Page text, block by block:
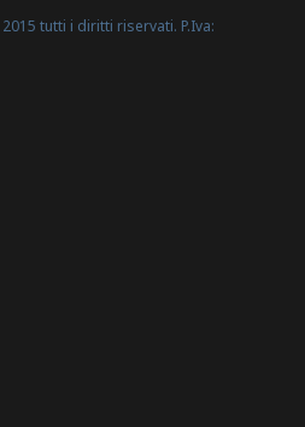
tutti i diritti riservati. P.Iva: